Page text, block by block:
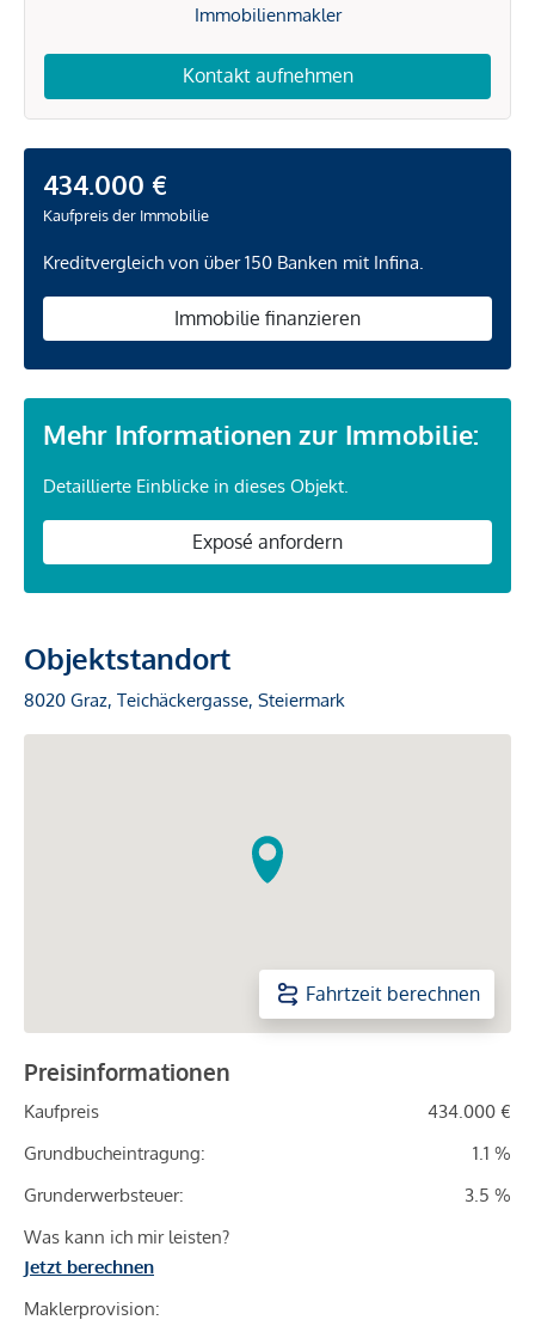
Immobilienmakler
Kontakt aufnehmen
434.000 €
Kaufpreis der Immobilie
Kreditvergleich von über 150 Banken mit Infina.
Immobilie finanzieren
Mehr Informationen zur Immobilie:
Detaillierte Einblicke in dieses Objekt.
Exposé anfordern
Objektstandort
8020 Graz, Teichäckergasse, Steiermark
Fahrtzeit berechnen
Preisinformationen
Kaufpreis
434.000 €
Grundbucheintragung:
1.1 %
Grunderwerbsteuer:
3.5 %
Was kann ich mir leisten?
Jetzt berechnen
Maklerprovision: